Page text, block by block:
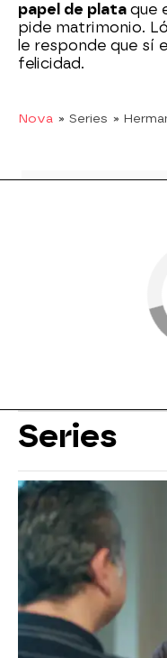
papel de plata que
pide matrimonio.
le responde que sí
felicidad.
Nova » Series »
Series